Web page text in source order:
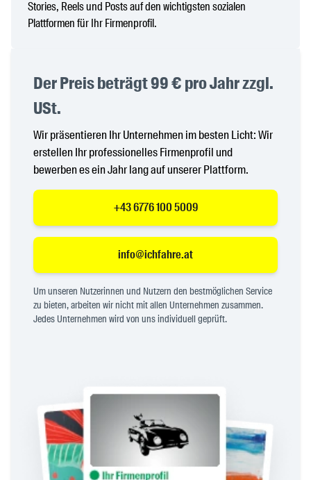
Stories, Reels und Posts auf den wichtigsten sozialen
Plattformen für Ihr Firmenprofil.
Der Preis beträgt 99 € pro Jahr zzgl.
USt.
Wir präsentieren Ihr Unternehmen im besten Licht: Wir
erstellen Ihr professionelles Firmenprofil und
bewerben es ein Jahr lang auf unserer Plattform.
+43 6776 100 5009
info@ichfahre.at
Um unseren Nutzerinnen und Nutzern den bestmöglichen Service
zu bieten, arbeiten wir nicht mit allen Unternehmen zusammen.
Jedes Unternehmen wird von uns individuell geprüft.